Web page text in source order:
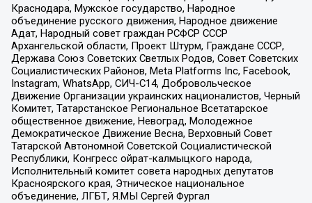
Краснодара, Мужское государство, Народное
объединение русского движения, Народное движение
Адат, Народный совет граждан РСФСР СССР
Архангельской области, Проект Штурм, Граждане СССР,
Держава Союз Советских Светлых Родов, Совет Советских
Социалистических Районов, Meta Platforms Inc, Facebook,
Instagram, WhatsApp, СИЧ-С14, Добровольческое
Движение Организации украинских националистов, Черный
Комитет, Татарстанское Региональное Всетатарское
общественное движение, Невоград, Молодежное
Демократическое Движение Весна, Верховный Совет
Татарской Автономной Советской Социалистической
Республики, Конгресс ойрат-калмыцкого народа,
Исполнительный комитет совета народных депутатов
Красноярского края, Этническое национальное
объединение, ЛГБТ, Я.МЫ Сергей Фургал